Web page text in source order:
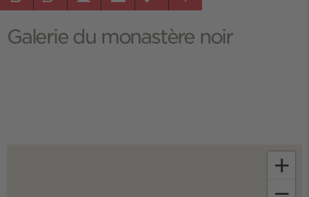
Galerie du monastère noir
+